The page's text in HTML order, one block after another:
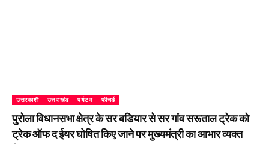
उत्तरकाशी उत्तराखंड पर्यटन फीचर्ड
पुरोला विधानसभा क्षेत्र के सर बडियार से सर गांव सरूताल ट्रेक को
ट्रेक ऑफ द ईयर घोषित किए जाने पर मुख्यमंत्री का आभार व्यक्त